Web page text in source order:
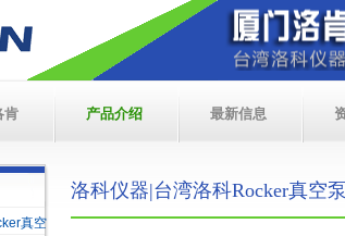
肯 产品介绍 最新信息
真空
洛科仪器|台湾洛科Rocker真空